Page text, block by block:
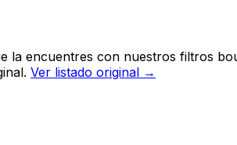
la encuentres con nuestros filtros
Ver listado original →